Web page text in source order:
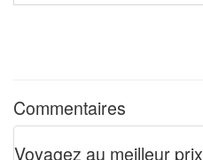
Commentaires
Voyagez au meilleur prix